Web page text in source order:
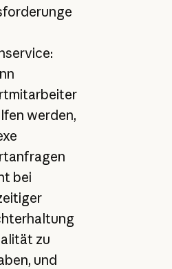
werden,
bei
zu
und